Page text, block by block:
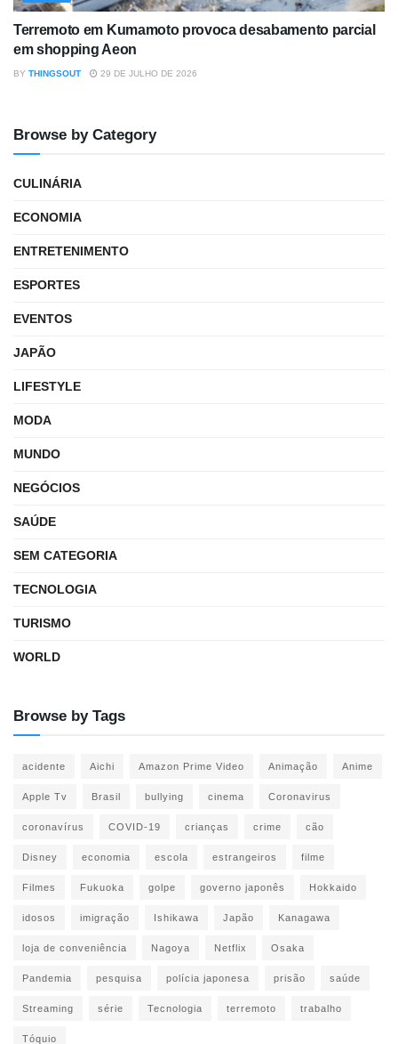
Terremoto em Kumamoto provoca desabamento parcial
em shopping Aeon
BY THINGSOUT 29 DE JULHO DE 2026
Browse by Category
CULINÁRIA
ECONOMIA
ENTRETENIMENTO
ESPORTES
EVENTOS
JAPÃO
LIFESTYLE
MODA
MUNDO
NEGÓCIOS
SAÚDE
SEM CATEGORIA
TECNOLOGIA
TURISMO
WORLD
Browse by Tags
acidente Aichi Amazon Prime Video Animação Anime
Apple Tv Brasil bullying cinema Coronavirus
coronavírus COVID-19 crianças crime cão
Disney economia escola estrangeiros filme
Filmes Fukuoka golpe governo japonês Hokkaido
idosos imigração Ishikawa Japão Kanagawa
loja de conveniência Nagoya Netflix Osaka
Pandemia pesquisa polícia japonesa prisão saúde
Streaming série Tecnologia terremoto trabalho
Tóquio